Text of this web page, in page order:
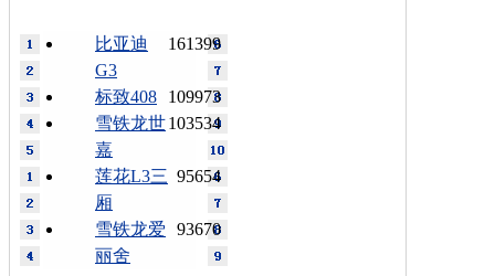
161399
比亚迪
G3
109973
标致408
103534
雪铁龙世
嘉
95654
莲花L3三
厢
93670
雪铁龙爱
丽舍